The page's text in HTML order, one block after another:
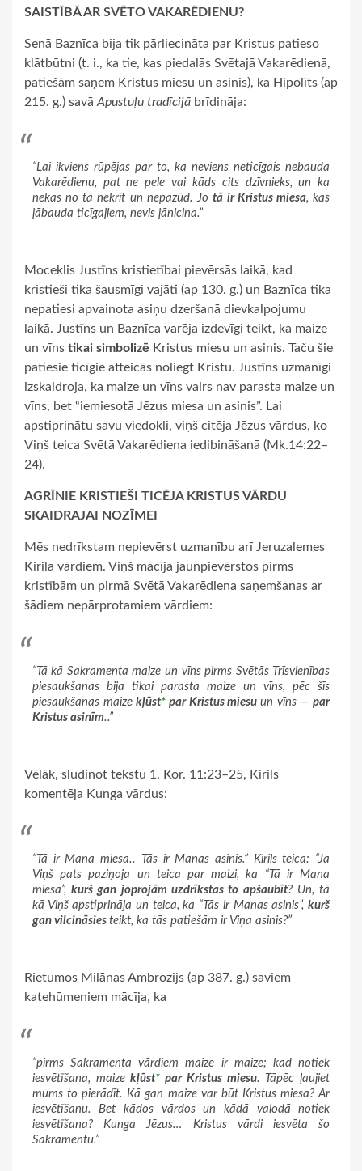
SAISTĪBĀ AR SVĒTO VAKARĒDIENU?
Senā Baznīca bija tik pārliecināta par Kristus patieso
klātbūtni (t. i., ka tie, kas piedalās Svētajā Vakarēdienā,
patiešām saņem Kristus miesu un asinis), ka Hipolīts (ap
215. g.) savā Apustuļu tradīcijā brīdināja:
“Lai ikviens rūpējas par to, ka neviens neticīgais nebauda
Vakarēdienu, pat ne pele vai kāds cits dzīvnieks, un ka
nekas no tā nekrīt un nepazūd. Jotā ir Kristus miesa, kas
jābauda ticīgajiem, nevis jānicina.”
Moceklis Justīns kristietībai pievērsās laikā, kad
kristieši tika šausmīgi vajāti (ap 130. g.) un Baznīca tika
nepatiesi apvainota asiņu dzeršanā dievkalpojumu
laikā. Justīns un Baznīca varēja izdevīgi teikt, ka maize
un vīns tikai simbolizē Kristus miesu un asinis. Taču šie
patiesie ticīgie atteicās noliegt Kristu. Justīns uzmanīgi
izskaidroja, ka maize un vīns vairs nav parasta maize un
vīns, bet “iemiesotā Jēzus miesa un asinis”. Lai
apstiprinātu savu viedokli, viņš citēja Jēzus vārdus, ko
Viņš teica Svētā Vakarēdiena iedibināšanā (Mk.14:22–
24).
AGRĪNIE KRISTIEŠI TICĒJA KRISTUS VĀRDU
SKAIDRAJAI NOZĪMEI
Mēs nedrīkstam nepievērst uzmanību arī Jeruzalemes
Kirila vārdiem. Viņš mācīja jaunpievērstos pirms
kristībām un pirmā Svētā Vakarēdiena saņemšanas ar
šādiem nepārprotamiem vārdiem:
“Tā kā Sakramenta maize un vīns pirms Svētās Trīsvienības
piesaukšanas bija tikai parasta maize un vīns, pēc šīs
piesaukšanas maizekļūst* par Kristus miesuun vīns —par
Kristus asinīm..”
Vēlāk, sludinot tekstu 1. Kor. 11:23–25, Kirils
komentēja Kunga vārdus:
“Tā ir Mana miesa.. Tās ir Manas asinis.” Kirils teica: “Ja
Viņš pats paziņoja un teica par maizi, ka “Tā ir Mana
miesa”,kurš gan joprojām uzdrīkstas to apšaubīt? Un, tā
kā Viņš apstiprināja un teica, ka “Tās ir Manas asinis”,kurš
gan vilcināsies teikt, ka tās patiešām ir Viņa asinis?”
Rietumos Milānas Ambrozijs (ap 387. g.) saviem
katehūmeniem mācīja, ka
“pirms Sakramenta vārdiem maize ir maize; kad notiek
iesvētīšana, maizekļūst* par Kristus miesu. Tāpēc ļaujiet
mums to pierādīt. Kā gan maize var būt Kristus miesa? Ar
iesvētīšanu. Bet kādos vārdos un kādā valodā notiek
iesvētīšana? Kunga Jēzus… Kristus vārdi iesvēta šo
Sakramentu.”